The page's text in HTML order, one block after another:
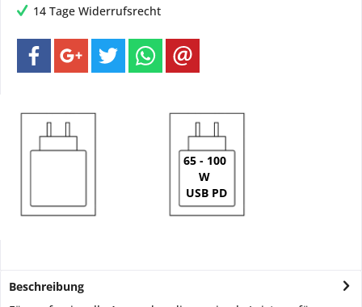
14 Tage Widerrufsrecht
65 - 100
W
USB PD
Beschreibung